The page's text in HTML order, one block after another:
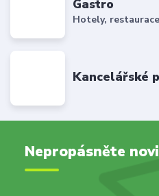
Gastro
Hotely,
Kancelářské
Nepropásněte